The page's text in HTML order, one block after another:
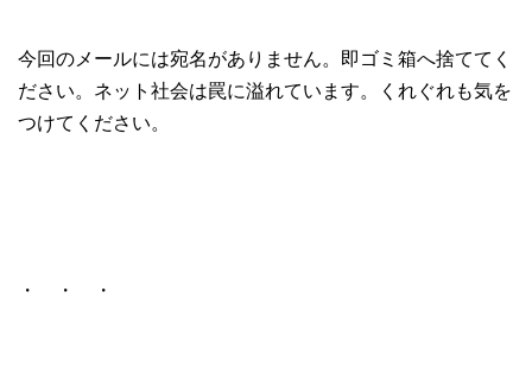
今回のメールには宛名がありません。即ゴミ箱へ捨ててく
ださい。ネット社会は罠に溢れています。くれぐれも気を
つけてください。
・ ・ ・